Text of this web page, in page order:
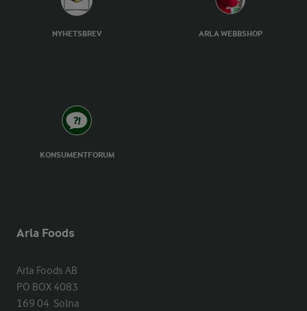
NYHETSBREV ARLA WEBBSHOP
KONSUMENTFORUM
Arla Foods
Arla Foods AB
PO BOX 4083
169 04  Solna